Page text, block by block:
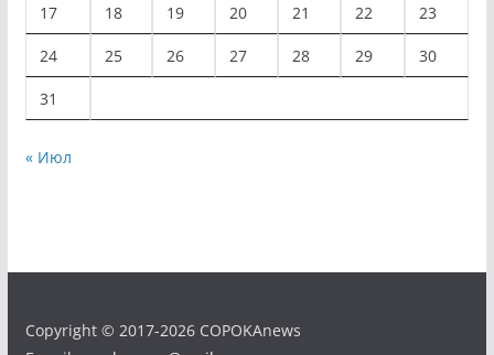
17 18 19 20 21 22 23
24 25 26 27 28 29 30
31
« Июл
Copyright © 2017-2026 COPOKAnews